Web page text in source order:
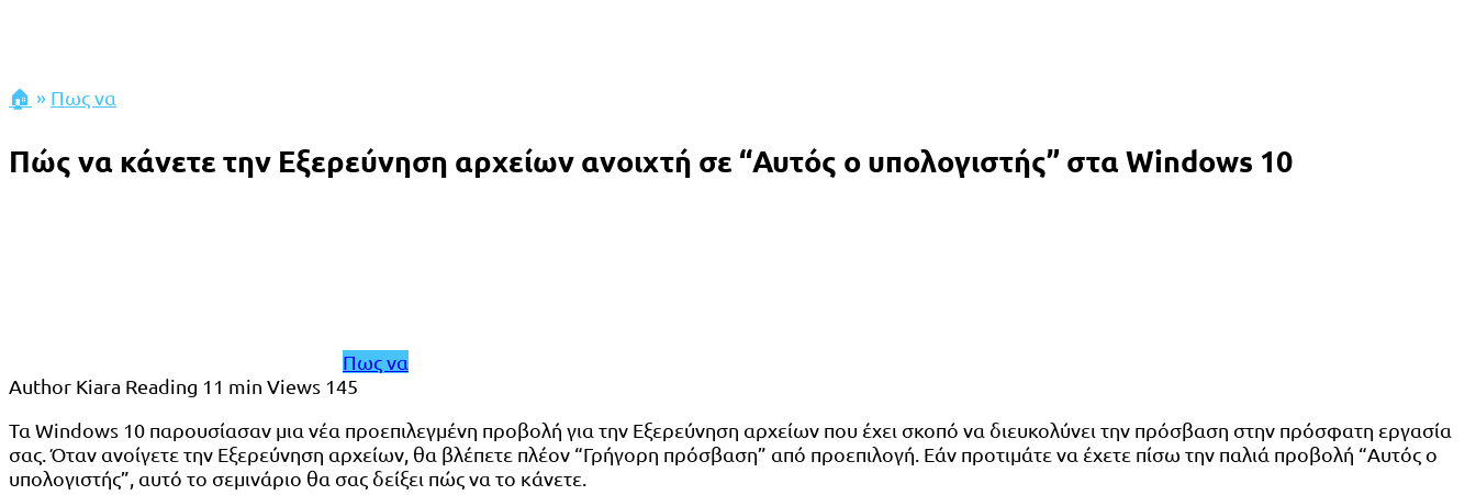
🏠 » Πως να
Πώς να κάνετε την Εξερεύνηση αρχείων ανοιχτή σε “Αυτός ο υπολογιστής” στα Windows 10
Πως να
Author Kiara Reading 11 min Views 145
Τα Windows 10 παρουσίασαν μια νέα προεπιλεγμένη προβολή για την Εξερεύνηση αρχείων που έχει σκοπό να διευκολύνει την πρόσβαση στην πρόσφατη εργασία
σας. Όταν ανοίγετε την Εξερεύνηση αρχείων, θα βλέπετε πλέον “Γρήγορη πρόσβαση” από προεπιλογή. Εάν προτιμάτε να έχετε πίσω την παλιά προβολή “Αυτός ο
υπολογιστής”, αυτό το σεμινάριο θα σας δείξει πώς να το κάνετε.